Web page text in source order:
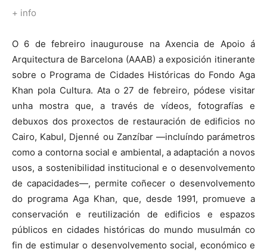
+ info
O 6 de febreiro inaugurouse na Axencia de Apoio á
Arquitectura de Barcelona (AAAB) a exposición itinerante
sobre o Programa de Cidades Históricas do Fondo Aga
Khan pola Cultura. Ata o 27 de febreiro, pódese visitar
unha mostra que, a través de vídeos, fotografías e
debuxos dos proxectos de restauración de edificios no
Cairo, Kabul, Djenné ou Zanzíbar —incluíndo parámetros
como a contorna social e ambiental, a adaptación a novos
usos, a sostenibilidad institucional e o desenvolvemento
de capacidades—, permite coñecer o desenvolvemento
do programa Aga Khan, que, desde 1991, promueve a
conservación e reutilización de edificios e espazos
públicos en cidades históricas do mundo musulmán co
fin de estimular o desenvolvemento social, económico e